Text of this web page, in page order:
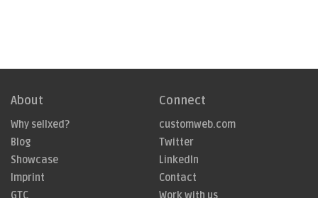
About
Why sellxed?
Blog
Showcase
Imprint
GTC
Connect
customweb.com
Twitter
LinkedIn
Contact
Work with us